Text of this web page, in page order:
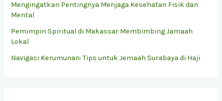
Mengingatkan Pentingnya Menjaga Kesehatan Fisik dan
Mental
Pemimpin Spiritual di Makassar Membimbing Jamaah
Lokal
Navigasi Kerumunan: Tips untuk Jemaah Surabaya di Haji